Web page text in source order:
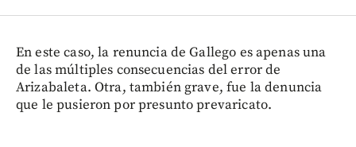
En este caso, la renuncia de Gallego es apenas una
de las múltiples consecuencias del error de
Arizabaleta. Otra, también grave, fue la denuncia
que le pusieron por presunto prevaricato.